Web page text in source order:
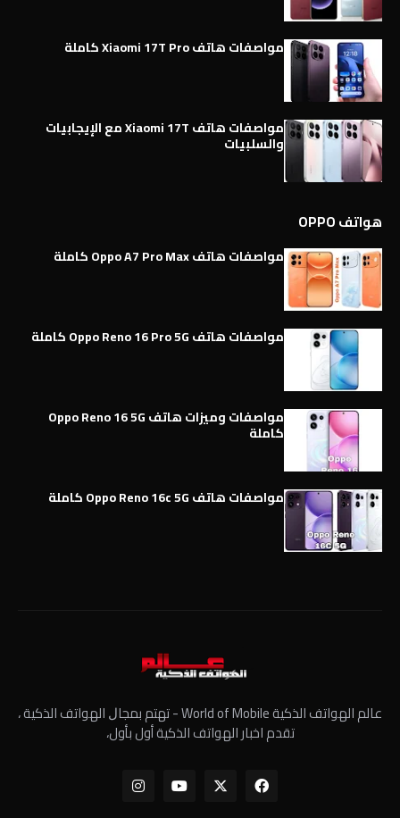
مواصفات هاتف Xiaomi 17T Pro كاملة
مواصفات هاتف Xiaomi 17T مع الإيجابيات
والسلبيات
هواتف OPPO
مواصفات هاتف Oppo A7 Pro Max كاملة
مواصفات هاتف Oppo Reno 16 Pro 5G كاملة
مواصفات وميزات هاتف Oppo Reno 16 5G
كاملة
مواصفات هاتف Oppo Reno 16c 5G كاملة
عالم الهواتف الذكية World of Mobile - ﺗﻬﺘﻢ ﺑﻤﺠﺎﻝ الهواتف الذكية ،
تقدم اخبار الهواتف الذكية أول بأول،